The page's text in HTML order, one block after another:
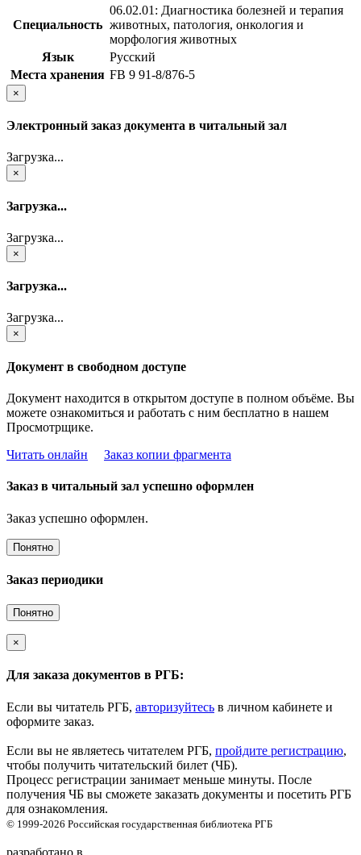
Специальность
06.02.01: Диагностика болезней и терапия
животных, патология, онкология и
морфология животных
Язык
Русский
Места хранения FB 9 91-8/876-5
×
Электронный заказ документа в читальный зал
Загрузка...
×
Загрузка...
Загрузка...
×
Загрузка...
Загрузка...
×
Документ в свободном доступе
Документ находится в открытом доступе в полном объёме. Вы
можете ознакомиться и работать с ним бесплатно в нашем
Просмотрщике.
Читать онлайн
Заказ копии фрагмента
Заказ в читальный зал успешно оформлен
Заказ успешно оформлен.
Понятно
Заказ периодики
Понятно
×
Для заказа документов в РГБ:
Если вы читатель РГБ, авторизуйтесь в личном кабинете и
оформите заказ.
Если вы не являетесь читателем РГБ, пройдите регистрацию,
чтобы получить читательский билет (ЧБ).
Процесс регистрации занимает меньше минуты. После
получения ЧБ вы сможете заказать документы и посетить РГБ
для ознакомления.
© 1999-2026 Российская государственная библиотека РГБ
разработано в